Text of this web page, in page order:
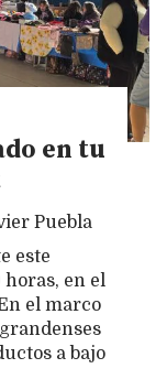
en tu
Puebla
este
horas, en el
el marco
a bajo